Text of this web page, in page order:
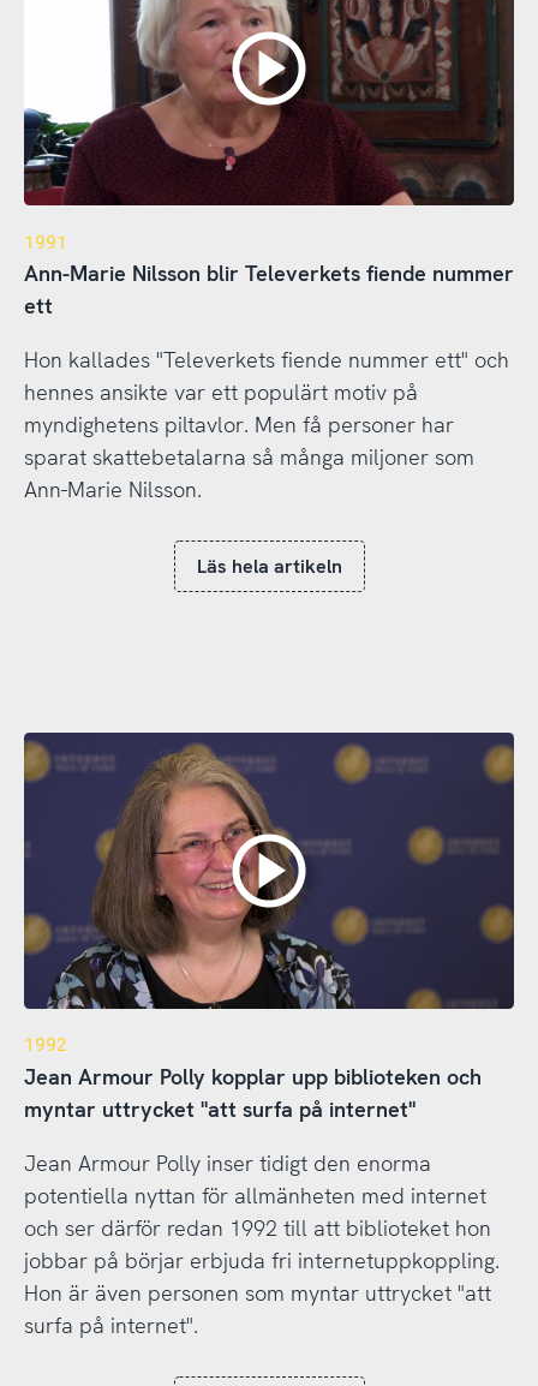
1991
Ann-Marie Nilsson blir Televerkets fiende nummer
ett
Hon kallades "Televerkets fiende nummer ett" och
hennes ansikte var ett populärt motiv på
myndighetens piltavlor. Men få personer har
sparat skattebetalarna så många miljoner som
Ann-Marie Nilsson.
Läs hela artikeln
1992
Jean Armour Polly kopplar upp biblioteken och
myntar uttrycket "att surfa på internet"
Jean Armour Polly inser tidigt den enorma
potentiella nyttan för allmänheten med internet
och ser därför redan 1992 till att biblioteket hon
jobbar på börjar erbjuda fri internetuppkoppling.
Hon är även personen som myntar uttrycket "att
surfa på internet".